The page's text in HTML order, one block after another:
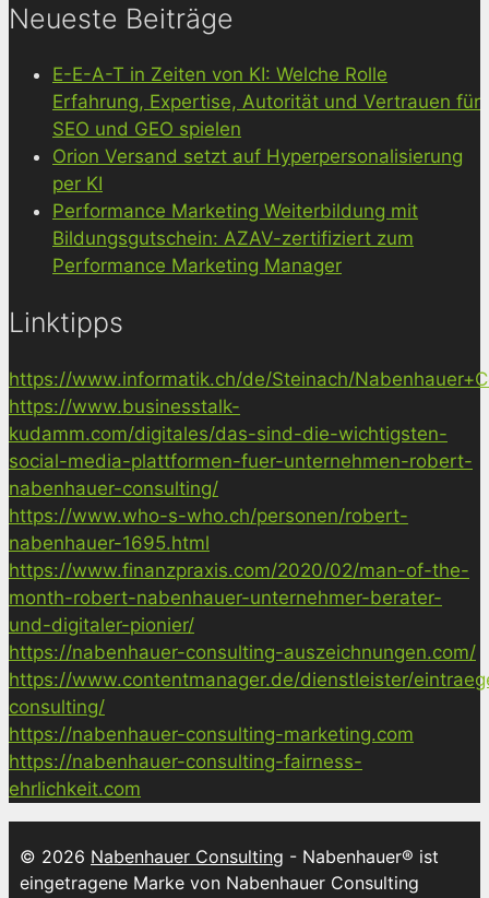
Neueste Beiträge
E-E-A-T in Zeiten von KI: Welche Rolle
Erfahrung, Expertise, Autorität und Vertrauen für
SEO und GEO spielen
Orion Versand setzt auf Hyperpersonalisierung
per KI
Performance Marketing Weiterbildung mit
Bildungsgutschein: AZAV-zertifiziert zum
Performance Marketing Manager
Linktipps
https://www.informatik.ch/de/Steinach/
https://www.businesstalk-
kudamm.com/digitales/das-sind-die-wichtigsten-
social-media-plattformen-fuer-unternehmen-robert-
nabenhauer-consulting/
https://www.who-s-who.ch/personen/robert-
nabenhauer-1695.html
https://www.finanzpraxis.com/2020/02/man-of-the-
month-robert-nabenhauer-unternehmer-berater-
und-digitaler-pionier/
https://nabenhauer-consulting-auszeichnungen.com/
https://www.contentmanager.de/dienstleister/
consulting/
https://nabenhauer-consulting-marketing.com
https://nabenhauer-consulting-fairness-
ehrlichkeit.com
© 2026 Nabenhauer Consulting - Nabenhauer® ist
eingetragene Marke von Nabenhauer Consulting